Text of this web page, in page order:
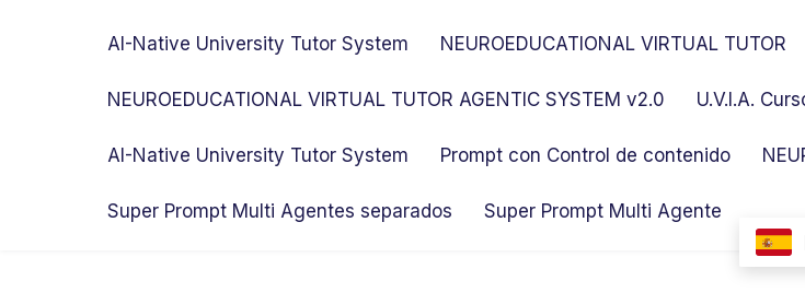
AI-Native University Tutor System NEUROEDUCATIONAL VIRTUAL TUTOR
NEUROEDUCATIONAL VIRTUAL TUTOR AGENTIC SYSTEM v2.0 U.V.I.A.
AI-Native University Tutor System Prompt con Control de contenido
Super Prompt Multi Agentes separados Super Prompt Multi Agente